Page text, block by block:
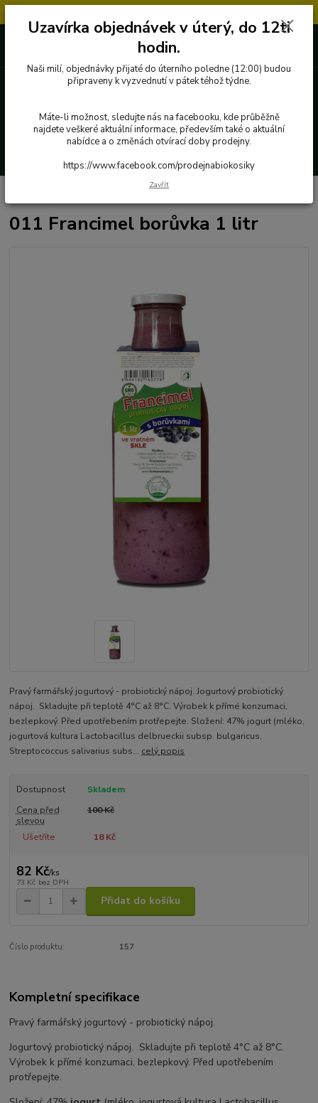
727 862 655, 737 283 505
011 Francimel borůvka 1 litr
011 Francimel borůvka 1 litr
Pravý farmářský jogurtový - probiotický nápoj. Jogurtový probiotický
nápoj. Skladujte při teplotě 4°C až 8°C. Výrobek k přímé konzumaci,
bezlepkový. Před upotřebením protřepejte. Složení: 47% jogurt (mléko,
jogurtová kultura Lactobacillus delbrueckii subsp. bulgaricus,
Streptococcus salivarius subs... celý popis
Dostupnost
Skladem
Cena před
slevou
100 Kč
Ušetříte 18 Kč
82 Kč/ks
73 Kč bez DPH
Přidat do košíku
Číslo produktu: 157
Kompletní specifikace
Pravý farmářský jogurtový - probiotický nápoj.
Jogurtový probiotický nápoj. Skladujte při teplotě 4°C až 8°C.
Výrobek k přímé konzumaci, bezlepkový. Před upotřebením
protřepejte.
Uzavírka objednávek v úterý, do 12ti
hodin.
Naši milí, objednávky přijaté do úterního poledne (12:00) budou
připraveny k vyzvednutí v pátek téhož týdne.
Máte-li možnost, sledujte nás na facebooku, kde průběžně
najdete veškeré aktuální informace, především také o aktuální
nabídce a o změnách otvírací doby prodejny.
https://www.facebook.com/prodejnabiokosiky
Zavřít